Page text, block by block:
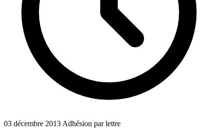
03 décembre 2013 Adhésion par lettre